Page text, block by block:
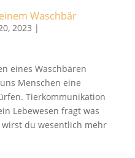
Waschbär
2023 |
eines Waschbären
Menschen eine
Tierkommunikation
Lebewesen fragt was
du wesentlich mehr